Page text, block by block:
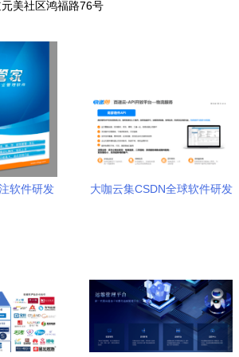
美社区鸿福路76号
软件研发
大咖云集CSDN全球软件研发